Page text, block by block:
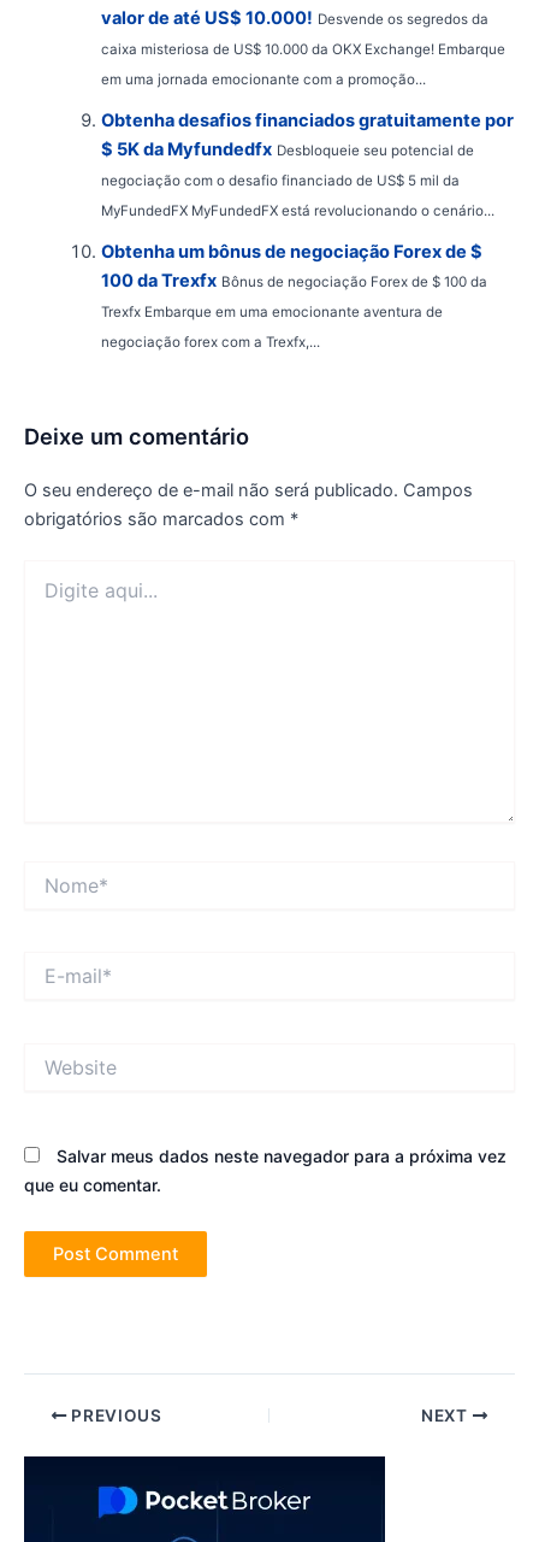
valor de até US$ 10.000! Desvende os segredos da
caixa misteriosa de US$ 10.000 da OKX Exchange! Embarque
em uma jornada emocionante com a promoção...
Obtenha desafios financiados gratuitamente por
$ 5K da Myfundedfx Desbloqueie seu potencial de
negociação com o desafio financiado de US$ 5 mil da
MyFundedFX MyFundedFX está revolucionando o cenário...
Obtenha um bônus de negociação Forex de $
100 da Trexfx Bônus de negociação Forex de $ 100 da
Trexfx Embarque em uma emocionante aventura de
negociação forex com a Trexfx,...
Deixe um comentário
O seu endereço de e-mail não será publicado. Campos
obrigatórios são marcados com *
aqui...
mail*
Salvar meus dados neste navegador para a próxima vez
que eu comentar.
Post PREVIOUS NEXT